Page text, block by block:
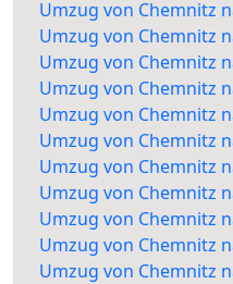
Umzug von Chemnitz
Umzug von Chemnitz
Umzug von Chemnitz
Umzug von Chemnitz
Umzug von Chemnitz
Umzug von Chemnitz
Umzug von Chemnitz
Umzug von Chemnitz
Umzug von Chemnitz
Umzug von Chemnitz
Umzug von Chemnitz